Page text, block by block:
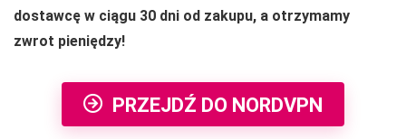
dostawcę w ciągu 30 dni od zakupu, a otrzymamy
zwrot pieniędzy!
PRZEJDŹ DO NORDVPN